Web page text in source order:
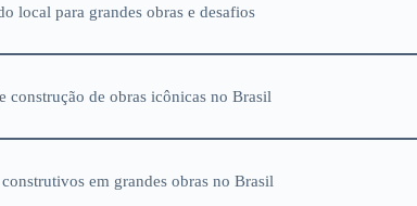
local para grandes obras e desafios
construção de obras icônicas no Brasil
em grandes obras no Brasil